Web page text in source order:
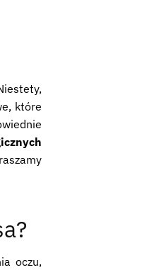
które
oczu,